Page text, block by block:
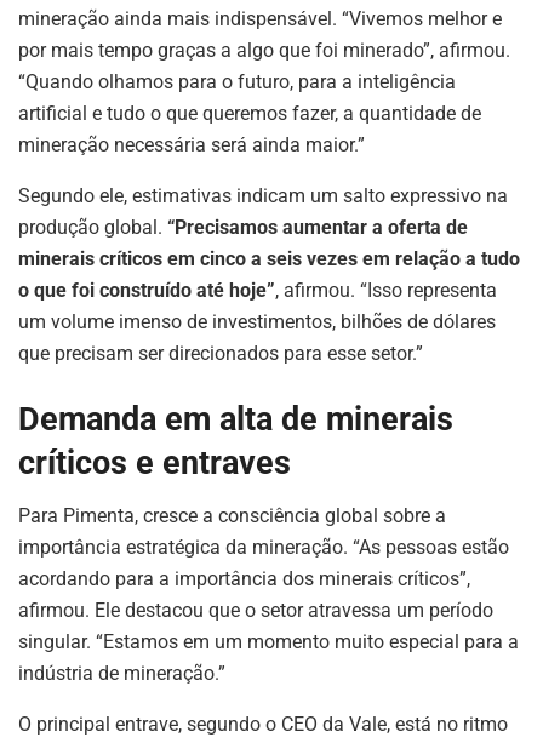
mineração ainda mais indispensável. “Vivemos melhor e
por mais tempo graças a algo que foi minerado”, afirmou.
“Quando olhamos para o futuro, para a inteligência
artificial e tudo o que queremos fazer, a quantidade de
mineração necessária será ainda maior.”
Segundo ele, estimativas indicam um salto expressivo na
produção global. “Precisamos aumentar a oferta de
minerais críticos em cinco a seis vezes em relação a tudo
o que foi construído até hoje”, afirmou. “Isso representa
um volume imenso de investimentos, bilhões de dólares
que precisam ser direcionados para esse setor.”
Demanda em alta de minerais
críticos e entraves
Para Pimenta, cresce a consciência global sobre a
importância estratégica da mineração. “As pessoas estão
acordando para a importância dos minerais críticos”,
afirmou. Ele destacou que o setor atravessa um período
singular. “Estamos em um momento muito especial para a
indústria de mineração.”
O principal entrave, segundo o CEO da Vale, está no ritmo